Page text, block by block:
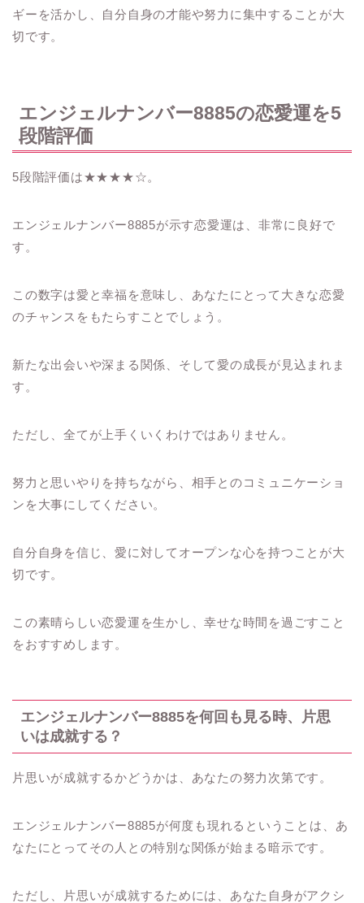
ギーを活かし、自分自身の才能や努力に集中することが大
切です。
エンジェルナンバー8885の恋愛運を5
段階評価
5段階評価は★★★★☆。
エンジェルナンバー8885が示す恋愛運は、非常に良好で
す。
この数字は愛と幸福を意味し、あなたにとって大きな恋愛
のチャンスをもたらすことでしょう。
新たな出会いや深まる関係、そして愛の成長が見込まれま
す。
ただし、全てが上手くいくわけではありません。
努力と思いやりを持ちながら、相手とのコミュニケーショ
ンを大事にしてください。
自分自身を信じ、愛に対してオープンな心を持つことが大
切です。
この素晴らしい恋愛運を生かし、幸せな時間を過ごすこと
をおすすめします。
エンジェルナンバー8885を何回も見る時、片思
いは成就する？
片思いが成就するかどうかは、あなたの努力次第です。
エンジェルナンバー8885が何度も現れるということは、あ
なたにとってその人との特別な関係が始まる暗示です。
ただし、片思いが成就するためには、あなた自身がアクシ